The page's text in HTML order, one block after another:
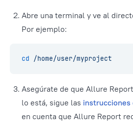
Abre una terminal y ve al
Por ejemplo:
cd /home/user/myproject
Asegúrate de que Allure
lo está, sigue las instrucciones
en cuenta que Allure Report